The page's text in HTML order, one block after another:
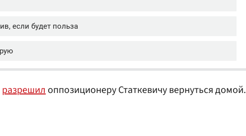
разрешилоппозиционеру Статкевичу вернуться домой.